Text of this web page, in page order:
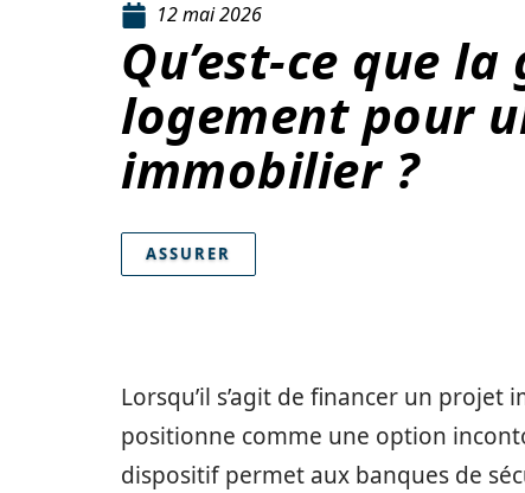
12 mai 2026
Qu’est-ce que
logement pour
immobilier ?
ASSURER
Lorsqu’il s’agit de financer un
positionne comme une option
dispositif permet aux banques de